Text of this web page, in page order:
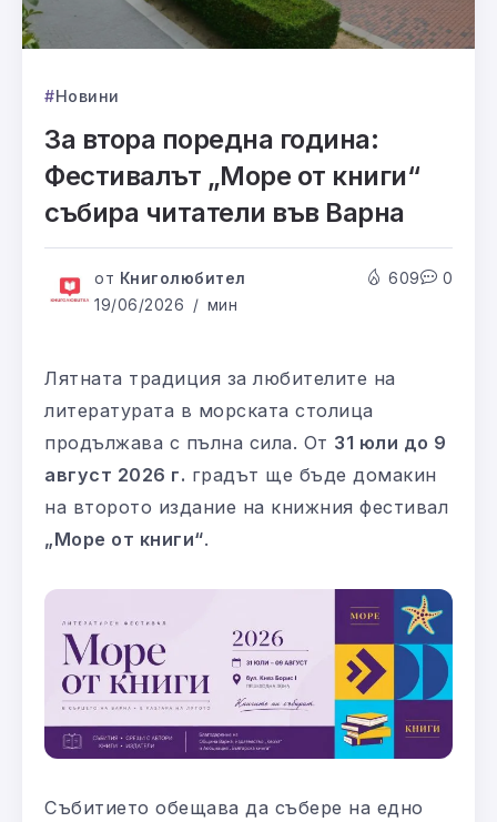
Новини
За втора поредна година:
Фестивалът „Море от книги“
събира читатели във Варна
от Книголюбител
19/06/2026
мин
609 0
Лятната традиция за любителите на
литературата в морската столица
продължава с пълна сила. От 31 юли до 9
август 2026 г. градът ще бъде домакин
на второто издание на книжния фестивал
„Море от книги“.
Събитието обещава да събере на едно